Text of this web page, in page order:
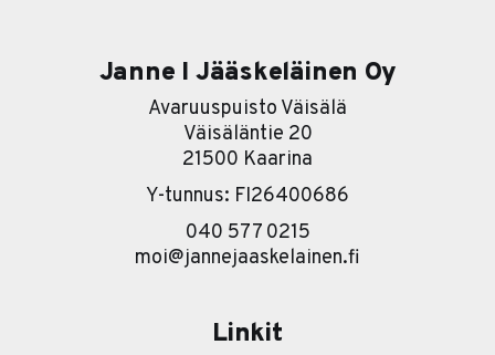
Janne I Jääskeläinen Oy
Avaruuspuisto Väisälä
Väisäläntie 20
21500 Kaarina
Y-tunnus: FI26400686
040 577 0215
moi@jannejaaskelainen.fi
Linkit